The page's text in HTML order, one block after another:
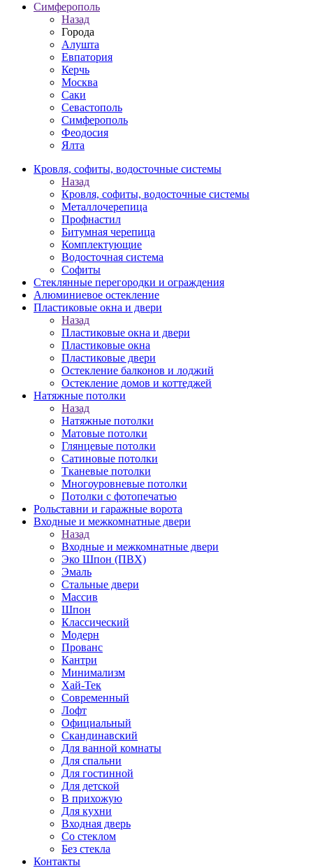
Симферополь
Назад
Города
Алушта
Евпатория
Керчь
Москва
Саки
Севастополь
Симферополь
Феодосия
Ялта
Кровля, софиты, водосточные системы
Назад
Кровля, софиты, водосточные системы
Металлочерепица
Профнастил
Битумная черепица
Комплектующие
Водосточная система
Софиты
Стеклянные перегородки и ограждения
Алюминиевое остекление
Пластиковые окна и двери
Назад
Пластиковые окна и двери
Пластиковые окна
Пластиковые двери
Остекление балконов и лоджий
Остекление домов и коттеджей
Натяжные потолки
Назад
Натяжные потолки
Матовые потолки
Глянцевые потолки
Сатиновые потолки
Тканевые потолки
Многоуровневые потолки
Потолки с фотопечатью
Рольставни и гаражные ворота
Входные и межкомнатные двери
Назад
Входные и межкомнатные двери
Эко Шпон (ПВХ)
Эмаль
Стальные двери
Массив
Шпон
Классический
Модерн
Прованс
Кантри
Минимализм
Хай-Тек
Современный
Лофт
Официальный
Скандинавский
Для ванной комнаты
Для спальни
Для гостинной
Для детской
В прихожую
Для кухни
Входная дверь
Со стеклом
Без стекла
Контакты